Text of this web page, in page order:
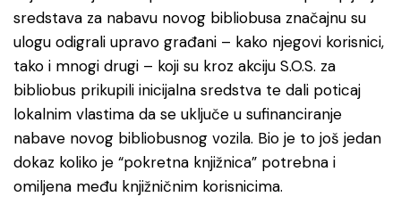
sredstava za nabavu novog bibliobusa značajnu su
ulogu odigrali upravo građani – kako njegovi korisnici,
tako i mnogi drugi – koji su kroz akciju S.O.S. za
bibliobus prikupili inicijalna sredstva te dali poticaj
lokalnim vlastima da se uključe u sufinanciranje
nabave novog bibliobusnog vozila. Bio je to još jedan
dokaz koliko je “pokretna knjižnica” potrebna i
omiljena među knjižničnim korisnicima.